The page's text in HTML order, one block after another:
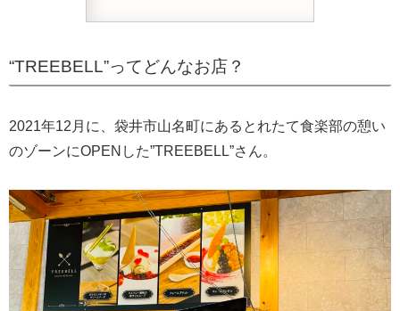
“TREEBELL”ってどんなお店？
2021年12月に、袋井市山名町にあるとれたて食楽部の憩い
のゾーンにOPENした”TREEBELL”さん。